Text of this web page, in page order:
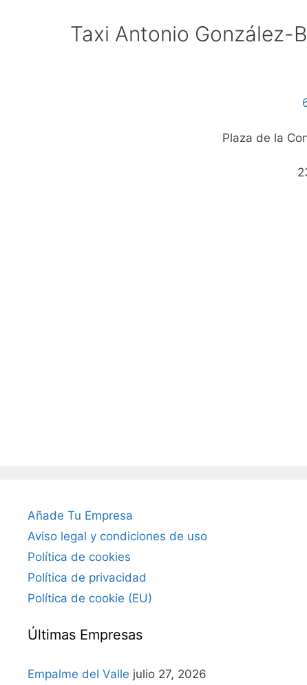
Taxi Antonio González-
Plaza de la
Añade Tu Empresa
Aviso legal y condiciones de uso
Política de cookies
Política de privacidad
Política de cookie (EU)
Últimas Empresas
Empalme del Valle julio 27, 2026